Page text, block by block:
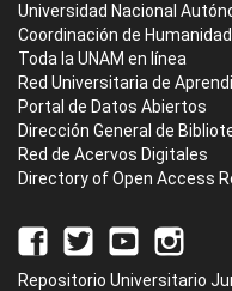
Universidad Nacional
Coordinación de
Toda la UNAM en línea
Red Universitaria de
Portal de Datos Abiertos
Dirección General de
Red de Acervos Digitales
Directory of Open Access
Repositorio Universitario